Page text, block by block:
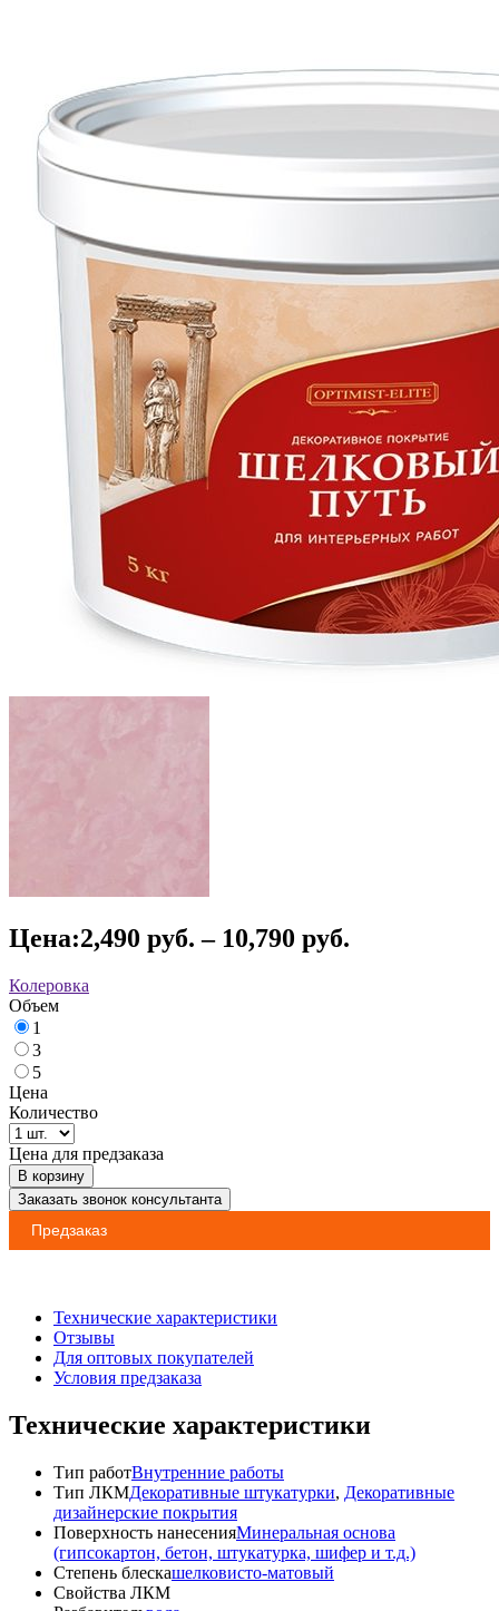
Цена:2,490 руб. – 10,790 руб.
Колеровка
Объем
1
3
5
Цена
Количество
Цена для предзаказа
В корзину
Заказать звонок консультанта
Предзаказ
Технические характеристики
Отзывы
Для оптовых покупателей
Условия предзаказа
Технические характеристики
Тип работВнутренние работы
Тип ЛКМДекоративные штукатурки, Декоративные
дизайнерские покрытия
Поверхность нанесенияМинеральная основа
(гипсокартон, бетон, штукатурка, шифер и т.д.)
Степень блескашелковисто-матовый
Свойства ЛКМ